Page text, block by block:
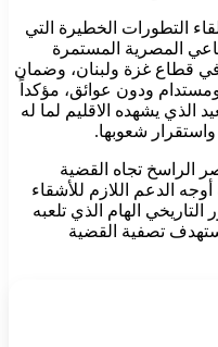
التطورات الخطيرة التي
المصرية المستمرة
قطاع غزة ولبنان، وضمان
ودون عوائق، مؤكداً
الذي يشهده الاقليم لما له
شعوبها.
الراسخ تجاه القضية
الدعم اللازم للأشقاء
الهام الذي تلعبه
تصفية القضية